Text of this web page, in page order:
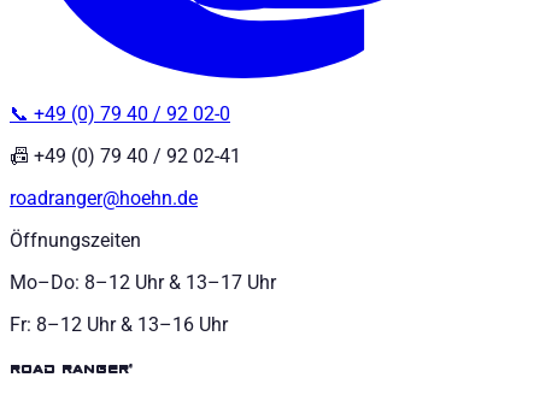
📞 +49 (0) 79 40 / 92 02-0
📠 +49 (0) 79 40 / 92 02-41
roadranger@hoehn.de
Öffnungszeiten
Mo–Do: 8–12 Uhr & 13–17 Uhr
Fr: 8–12 Uhr & 13–16 Uhr
road ranger®